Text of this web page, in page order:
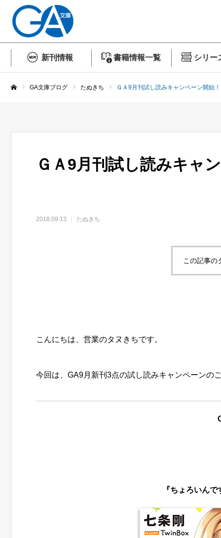
新刊情報 書籍情報一覧 シリー
GA文庫ブログ たぬきち ＧＡ9月刊試し読みキャンペーン開始！
ＧＡ9月刊試し読みキャ
2018.09.13 たぬきち
この記事の
こんにちは、営業のタヌきちです。
今回は、GA9月新刊3点の試し読みキャンペーンの
『ちょろいん